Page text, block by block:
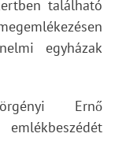
található
egyházak
Ernő